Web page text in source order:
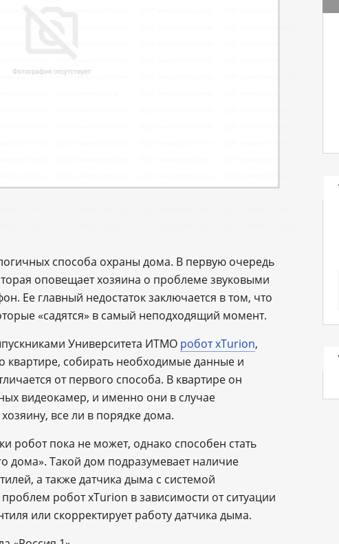
способа охраны дома. В первую очередь
оповещает хозяина о проблеме звуковыми
Ее главный недостаток заключается в том, что
«садятся» в самый неподходящий момент.
Университета ИТМО робот xTurion,
квартире, собирать необходимые данные и
от первого способа. В квартире он
видеокамер, и именно они в случае
все ли в порядке дома.
робот пока не может, однако способен стать
дома». Такой дом подразумевает наличие
а также датчика дыма с системой
робот xTurion в зависимости от ситуации
или скорректирует работу датчика дыма.